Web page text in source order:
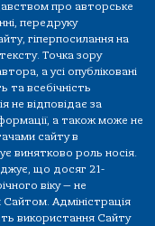
про авторське
передруку
гіперпосилання на
Точка зору
а усі опубліковані
та всебічність
не відповідає за
а також може не
сайту в
винятково роль носія.
що досяг 21-
віку — не
Адміністрація
використання Сайту